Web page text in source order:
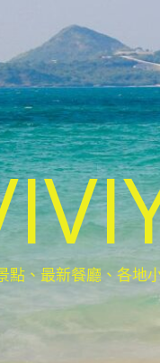
點、最新餐廳、各